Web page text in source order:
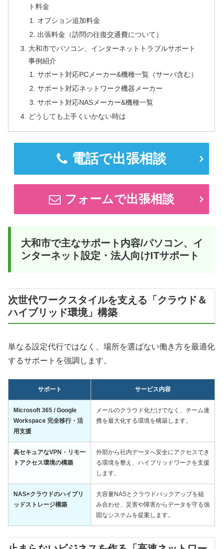
ト料金
オプション追加料金
出張料金（訪問の往復交通費について）
大和市でパソコン、インターネットトラブルサポート
事例紹介
サポート対応PCメーカー&機種一覧（サーバ含む）
サポート対応ネットワーク機器メーカー
サポート対応NASメーカー&機種一覧
どうしても上手くいかない時は
電話で出張相談
フォームで出張相談
大和市で主なサポート内容/パソコン、イ
ンターネット設定・法人向けITサポート
次世代ワークスタイルを支える「クラウド＆
ハイブリッド環境」構築
単なる設定代行ではなく、場所を選ばない働き方を最適化
するサポートを強調します。
サポート サービス内容
Microsoft 365 / Google
Workspace 完全移行・活
用支援
メールのクラウド化だけでなく、チーム連
携を最大化する環境を構築します。
高セキュアなVPN・リモー
トアクセス環境の構築
外部から社内データへ安全にアクセスでき
る環境を整え、ハイブリッドワークを支援
します。
NAS×クラウドのハイブリ
ッドストレージ構築
大容量NASとクラウドバックアップを組
み合わせ、災害や障害からデータを守る強
固なシステムを提案します。